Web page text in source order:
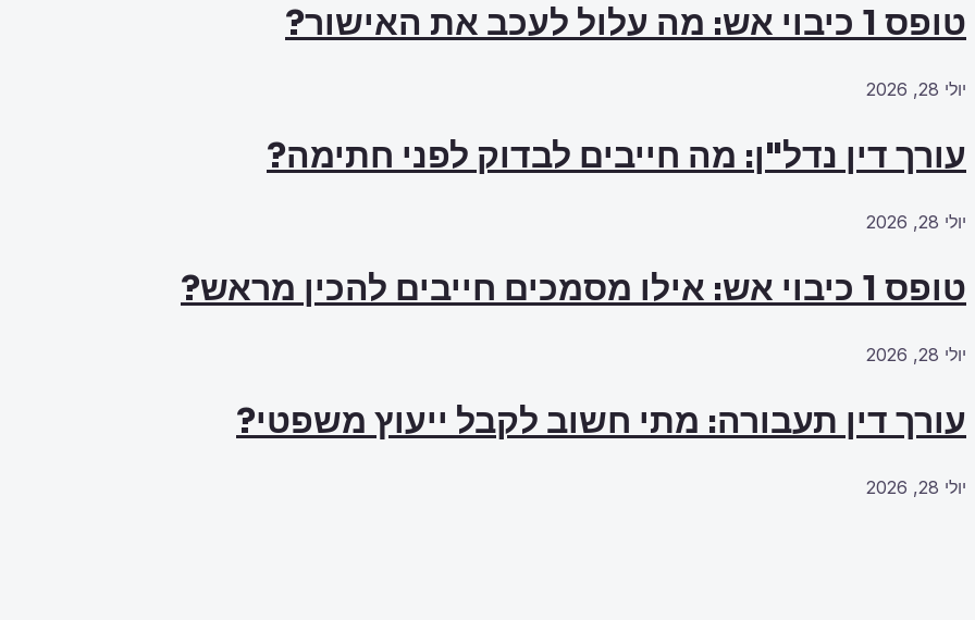
טופס 1 כיבוי אש: מה עלול לעכב את האישור?
יולי 28, 2026
עורך דין נדל"ן: מה חייבים לבדוק לפני חתימה?
יולי 28, 2026
טופס 1 כיבוי אש: אילו מסמכים חייבים להכין מראש?
יולי 28, 2026
עורך דין תעבורה: מתי חשוב לקבל ייעוץ משפטי?
יולי 28, 2026